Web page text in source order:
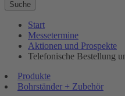
Suche
Start
Messetermine
Aktionen und Prospekte
Telefonische Bestellung
Produkte
Bohrständer + Zubehör